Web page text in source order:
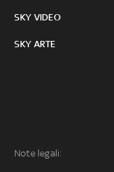
SKY VIDEO
SKY ARTE
Note legali: